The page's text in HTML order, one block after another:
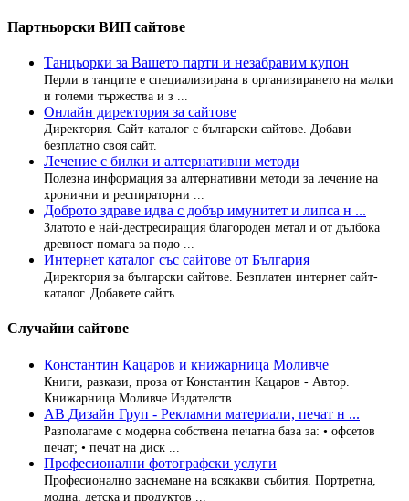
Партньорски ВИП сайтове
Танцьорки за Вашето парти и незабравим купон
Перли в танците е специализирана в организирането на малки
и големи тържества и з ...
Онлайн директория за сайтове
Директория. Сайт-каталог с български сайтове. Добави
безплатно своя сайт.
Лечение с билки и алтернативни методи
Полезна информация за алтернативни методи за лечение на
хронични и респираторни ...
Доброто здраве идва с добър имунитет и липса н ...
Златото е най-дестресиращия благороден метал и от дълбока
древност помага за подо ...
Интернет каталог със сайтове от България
Директория за български сайтове. Безплатен интернет сайт-
каталог. Добавете сайтъ ...
Случайни сайтове
Константин Кацаров и книжарница Моливче
Книги, разкази, проза от Константин Кацаров - Автор.
Книжарница Моливче Издателств ...
АВ Дизайн Груп - Рекламни материали, печат н ...
Разполагаме с модерна собствена печатна база за: • офсетов
печат; • печат на диск ...
Професионални фотографски услуги
Професионално заснемане на всякакви събития. Портретна,
модна, детска и продуктов ...